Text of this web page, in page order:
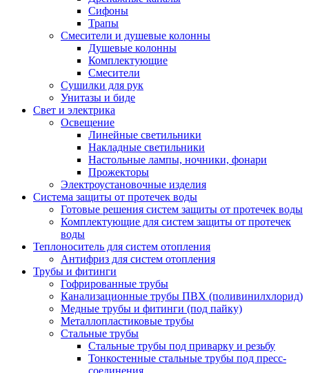
Сифоны
Трапы
Смесители и душевые колонны
Душевые колонны
Комплектующие
Смесители
Сушилки для рук
Унитазы и биде
Свет и электрика
Освещение
Линейные светильники
Накладные светильники
Настольные лампы, ночники, фонари
Прожекторы
Электроустановочные изделия
Система защиты от протечек воды
Готовые решения систем защиты от протечек воды
Комплектующие для систем защиты от протечек
воды
Теплоноситель для систем отопления
Антифриз для систем отопления
Трубы и фитинги
Гофрированные трубы
Канализационные трубы ПВХ (поливинилхлорид)
Медные трубы и фитинги (под пайку)
Металлопластиковые трубы
Стальные трубы
Стальные трубы под приварку и резьбу
Тонкостенные стальные трубы под пресс-
соединения